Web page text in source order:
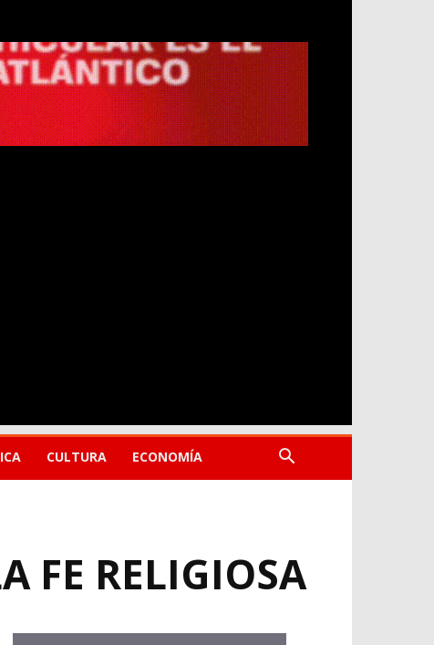
CULTURA ECONOMÍA
FE RELIGIOSA